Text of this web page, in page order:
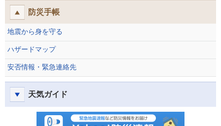
防災手帳
地震から身を守る
ハザードマップ
安否情報・緊急連絡先
天気ガイド